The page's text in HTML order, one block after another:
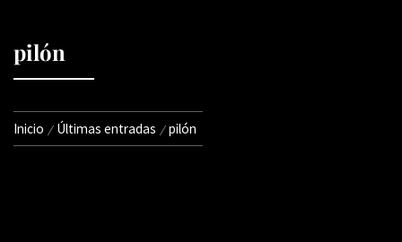
pilón
Inicio Últimas entradas pilón